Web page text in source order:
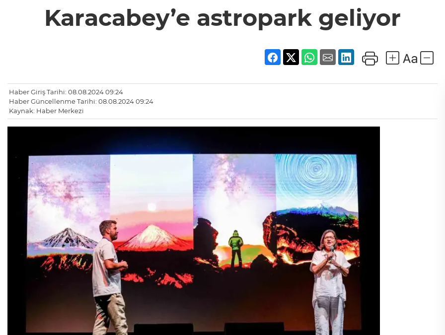
Karacabey’e astropark geliyor
Haber Giriş Tarihi: 08.08.2024 09:24
Haber Güncellenme Tarihi: 08.08.2024 09:24
Kaynak: Haber Merkezi